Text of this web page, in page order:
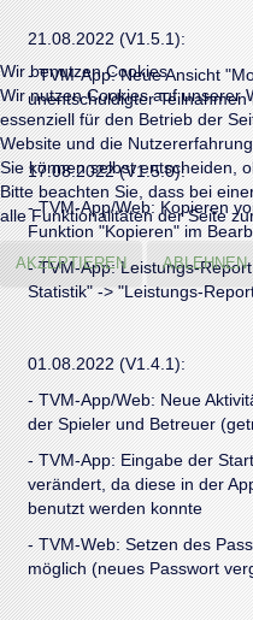
21.08.2022 (V1.5.1):
- TVM-App: Neue Ansicht
unentschuldigter
17.08.2022 (V1.5.0):
- TVM-App/Web: Kopieren
Funktion "Kopieren" im
- TVM-App: Leistungs-
Statistik" -> "Leistungs-
01.08.2022 (V1.4.1):
- TVM-App/Web: Neue
der Spieler und Betreuer
- TVM-App: Eingabe der
verändert, da diese in der
benutzt werden konnte
- TVM-Web: Setzen des
möglich (neues Passwort
Wir benutzen Cookies
Wir nutzen Cookies auf unserer
essenziell für den Betrieb der
Website und die
Sie können selbst entscheiden,
Bitte beachten Sie, dass bei
alle Funktionalitäten der Seite
AKZEPTIEREN ABLEHNEN